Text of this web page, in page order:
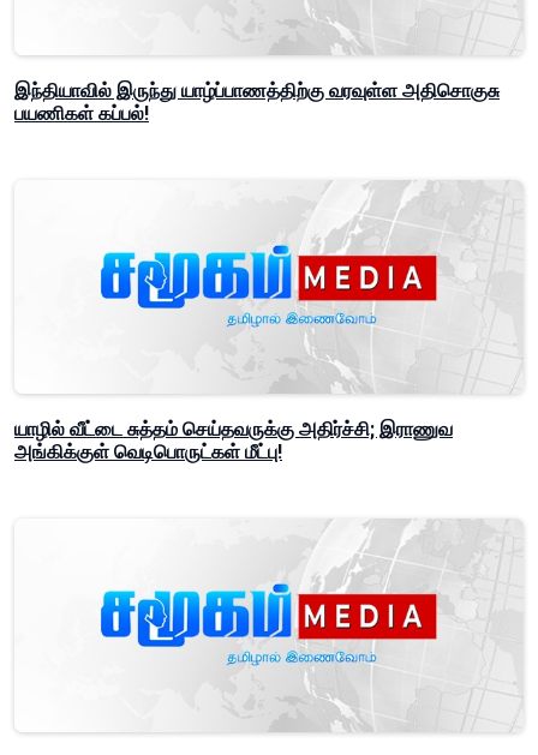
இந்தியாவில் இருந்து யாழ்ப்பாணத்திற்கு வரவுள்ள அதிசொகுசு
பயணிகள் கப்பல்!
யாழில் வீட்டை சுத்தம் செய்தவருக்கு அதிர்ச்சி; இராணுவ
அங்கிக்குள் வெடிபொருட்கள் மீட்பு!